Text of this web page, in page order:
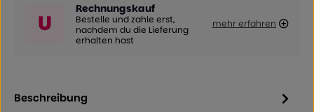
U
Rechnungskauf
Bestelle und zahle erst,
nachdem du die Lieferung
erhalten hast
mehr erfahren
Beschreibung